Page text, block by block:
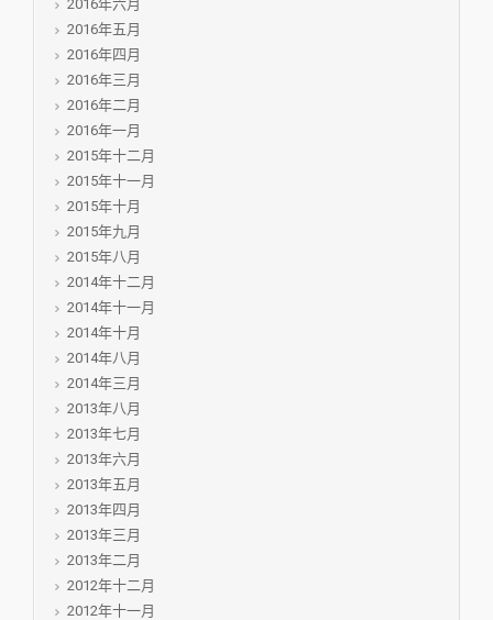
2016年六月
2016年五月
2016年四月
2016年三月
2016年二月
2016年一月
2015年十二月
2015年十一月
2015年十月
2015年九月
2015年八月
2014年十二月
2014年十一月
2014年十月
2014年八月
2014年三月
2013年八月
2013年七月
2013年六月
2013年五月
2013年四月
2013年三月
2013年二月
2012年十二月
2012年十一月